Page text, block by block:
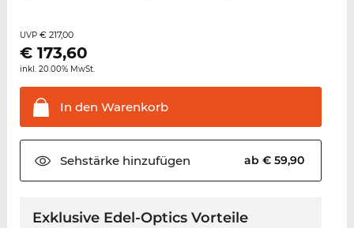
UVP € 217,00
€ 173,60
inkl. 20.00% MwSt.
In den Warenkorb
Sehstärkehinzufügen ab € 59,90
Exklusive Edel-Optics Vorteile